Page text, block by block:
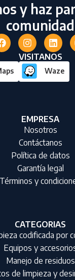
y haz
comunidad
VISITANOS
Waze
EMPRESA
Nosotros
Contáctanos
Política de datos
Garantía legal
Términos y
CATEGORIAS
codificada por
Equipos y
Manejo de residuos
de limpieza y